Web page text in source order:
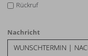
Rückruf
Nachricht